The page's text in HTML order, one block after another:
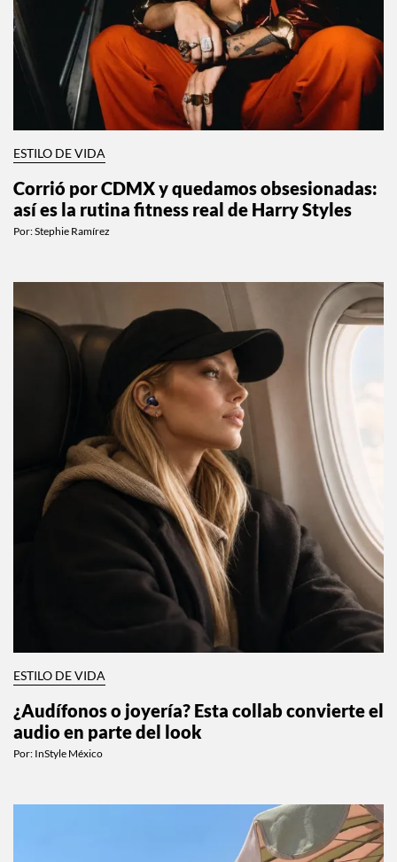
ESTILO DE VIDA
Corrió por CDMX y quedamos obsesionadas:
así es la rutina fitness real de Harry Styles
Por:Stephie Ramírez
ESTILO DE VIDA
¿Audífonos o joyería? Esta collab convierte el
audio en parte del look
Por: InStyle México